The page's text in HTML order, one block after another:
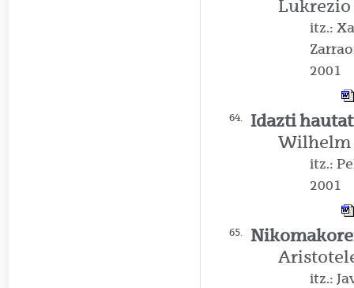
Lukrezio
itz.:
2001
64.
Idazti
Wilhelm
itz.:
2001
65.
itz.: